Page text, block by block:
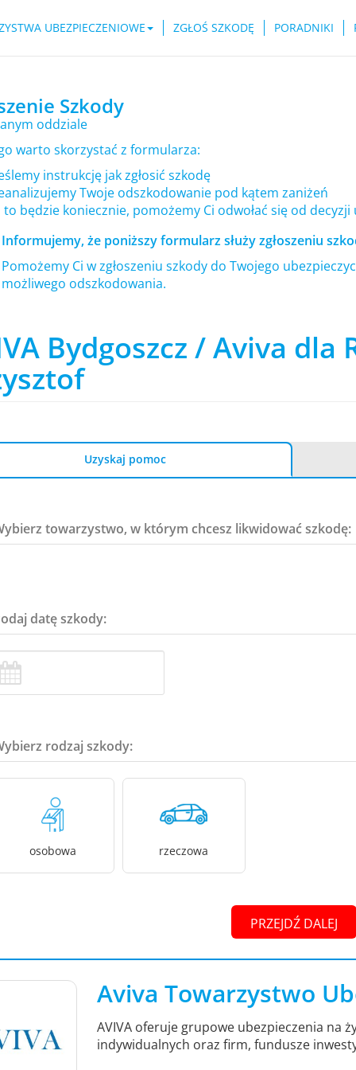
UBEZPIECZENIOWE ZGŁOŚ SZKODĘ PORADNIKI
Szkody
oddziale
warto skorzystać z formularza:
instrukcję jak zgłosić szkodę
Twoje odszkodowanie pod kątem zaniżeń
będzie koniecznie, pomożemy Ci odwołać się od decyzji
Informujemy, że poniższy formularz służy zgłoszeniu
Pomożemy Ci w zgłoszeniu szkody do Twojego
możliwego odszkodowania.
Bydgoszcz / Aviva dla
Uzyskaj pomoc
towarzystwo, w którym chcesz likwidować szkodę:
datę szkody:
rodzaj szkody:
osobowa rzeczowa
PRZEJDŹ DALEJ
Aviva Towarzystwo
AVIVA oferuje grupowe ubezpieczenia na
indywidualnych oraz firm, fundusze